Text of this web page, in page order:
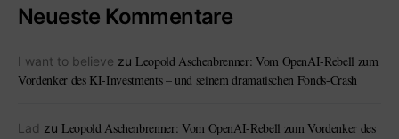
Neueste Kommentare
I want to believe zu Leopold Aschenbrenner: Vom OpenAI-Rebell zum
Vordenker des KI-Investments – und seinem dramatischen Fonds-Crash
Lad zu Leopold Aschenbrenner: Vom OpenAI-Rebell zum Vordenker des